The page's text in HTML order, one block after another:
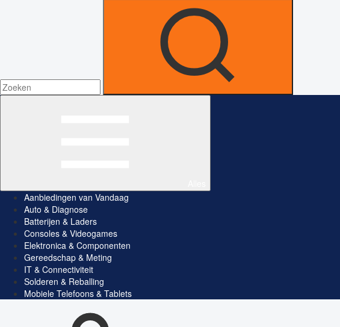
Aanbiedingen van Vandaag
Auto & Diagnose
Batterijen & Laders
Consoles & Videogames
Elektronica & Componenten
Gereedschap & Meting
IT & Connectiviteit
Solderen & Reballing
Mobiele Telefoons & Tablets